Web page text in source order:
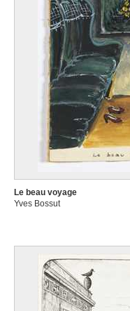
Le beau voyage
Yves Bossut